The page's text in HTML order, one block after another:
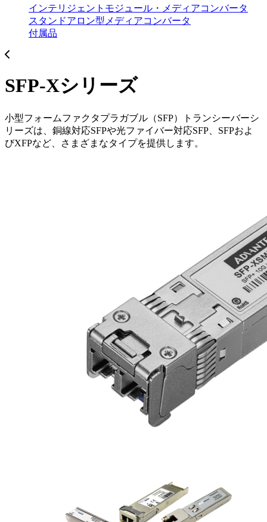
インテリジェントモジュール・メディアコンバータ
スタンドアロン型メディアコンバータ
付属品
SFP-Xシリーズ
小型フォームファクタプラガブル（SFP）トランシーバーシ
リーズは、銅線対応SFPや光ファイバー対応SFP、SFPおよ
びXFPなど、さまざまなタイプを提供します。